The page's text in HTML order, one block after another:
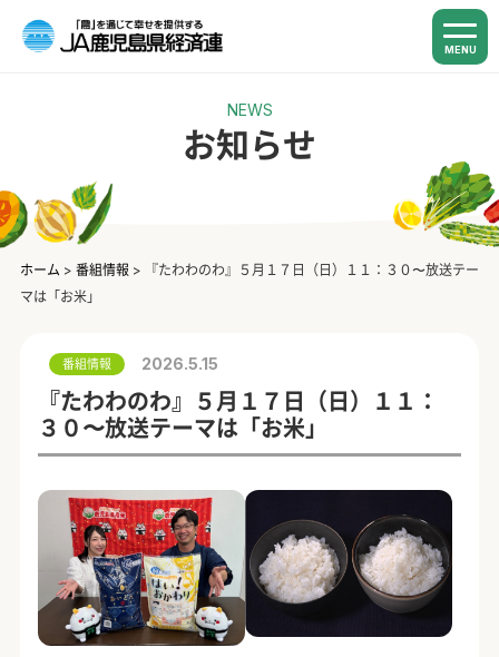
MENU
NEWS
お知らせ
ホーム > 番組情報 >
『たわわのわ』５月１７日（日）１１：３０〜放送テー
マは「お米」
番組情報 2026.5.15
『たわわのわ』５月１７日（日）１１：
３０〜放送テーマは「お米」